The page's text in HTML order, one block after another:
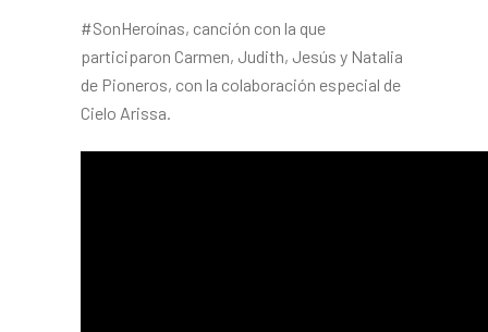
#SonHeroínas, canción con la que
participaron Carmen, Judith, Jesús y Natalia
de Pioneros, con la colaboración especial de
Cielo Arissa.